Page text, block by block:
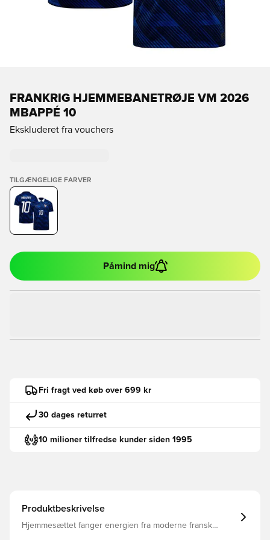
FRANKRIG HJEMMEBANETRØJE VM 2026
MBAPPÉ 10
Ekskluderet fra vouchers
TILGÆNGELIGE FARVER
Påmind mig
Fri fragt ved køb over 699 kr
30 dages returret
10 milioner tilfredse kunder siden 1995
Produktbeskrivelse
Hjemmesættet fanger energien fra moderne fransk